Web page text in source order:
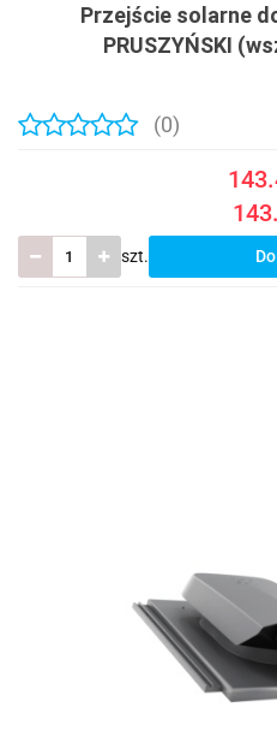
Przejście solarne
PRUSZYŃSKI
(0)
szt.